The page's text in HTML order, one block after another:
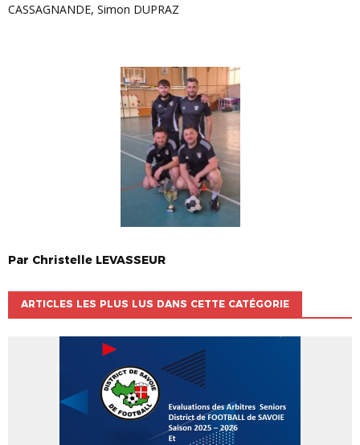
CASSAGNANDE, Simon DUPRAZ
Par Christelle LEVASSEUR
ARTICLES LES PLUS LUS DANS CETTE CATÉGORIE